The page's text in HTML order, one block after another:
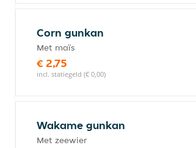
Corn gunkan
Met maïs
€ 2,75
incl. statiegeld (€ 0,00)
Wakame gunkan
Met zeewier